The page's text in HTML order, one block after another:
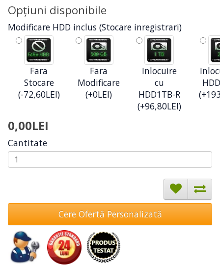
Opţiuni disponibile
Modificare HDD inclus (Stocare inregistrari)
Fara
Stocare
(-72,60LEI)
Fara
Modificare
(+0LEI)
Inlocuire
cu
HDD1TB-R
(+96,80LEI)
0,00LEI
Cantitate
Cere Ofertă Personalizată